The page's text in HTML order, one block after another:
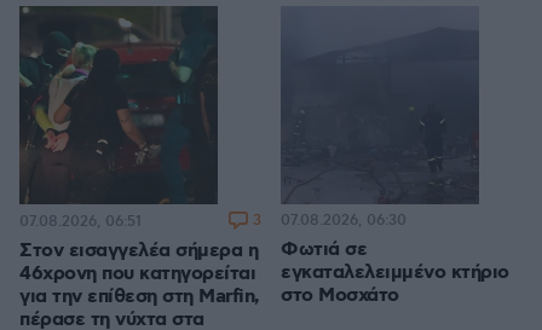
Στον εισαγγελέα σήμερα η
46χρονη που κατηγορείται
για την επίθεση στη Marfin,
πέρασε τη νύχτα στα
07.08.2026, 06:51 3
Φωτιά σε
εγκαταλελειμμένο κτήριο
στο Μοσχάτο
07.08.2026, 06:30